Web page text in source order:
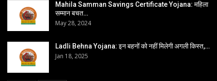
Mahila Samman Savings Certificate Yojana: महिला
सम्मान बचत…
May 28, 2024
Ladli Behna Yojana: इन बहनों को नहीं मिलेगी अगली किस्त,…
Jan 18, 2025